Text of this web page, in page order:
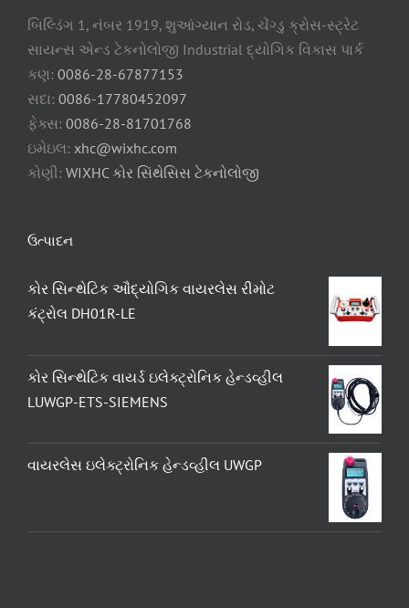
બિલ્ડિંગ 1, નંબર 1919, શુઆંગ્યાન રોડ, ચેંગ્ડુ ક્રોસ-સ્ટ્રેટ
સાયન્સ એન્ડ ટેકનોલોજી Industrial દ્યોગિક વિકાસ પાર્ક
કણ: 0086-28-67877153
સદા: 0086-17780452097
ફેક્સ: 0086-28-81701768
ઇમેઇલ: xhc@wixhc.com
કોણી: WIXHC કોર સિંથેસિસ ટેકનોલોજી
ઉત્પાદન
કોર સિન્થેટિક ઔદ્યોગિક વાયરલેસ રીમોટ
કંટ્રોલ DH01R-LE
કોર સિન્થેટિક વાયર્ડ ઇલેક્ટ્રોનિક હેન્ડવ્હીલ
LUWGP-ETS-SIEMENS
વાયરલેસ ઇલેક્ટ્રોનિક હેન્ડવ્હીલ UWGP